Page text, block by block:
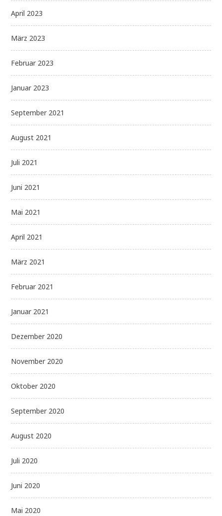
April 2023
März 2023
Februar 2023
Januar 2023
September 2021
August 2021
Juli 2021
Juni 2021
Mai 2021
April 2021
März 2021
Februar 2021
Januar 2021
Dezember 2020
November 2020
Oktober 2020
September 2020
August 2020
Juli 2020
Juni 2020
Mai 2020